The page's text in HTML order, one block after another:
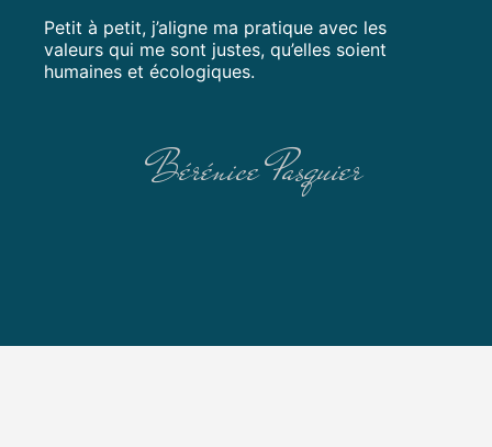
Petit à petit, j’aligne ma pratique avec les
valeurs qui me sont justes, qu’elles soient
humaines et écologiques.
Bérénice Pasquier